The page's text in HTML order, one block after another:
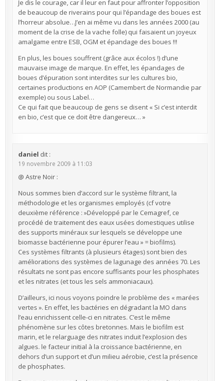
Je dis le courage, car il leur en faut pour affronter l’opposition
de beaucoup de riverains pour qui l’épandage des boues est
l’horreur absolue…J’en ai même vu dans les années 2000 (au
moment de la crise de la vache folle) qui faisaient un joyeux
amalgame entre ESB, OGM et épandage des boues !!!
En plus, les boues souffrent (grâce aux écolos !) d’une
mauvaise image de marque. En effet, les épandages de
boues d’épuration sont interdites sur les cultures bio,
certaines productions en AOP (Camembert de Normandie par
exemple) ou sous Label…
Ce qui fait que beaucoup de gens se disent « Si c’est interdit
en bio, c’est que ce doit être dangereux… »
daniel dit :
19 novembre 2009 à 11:03
@ Astre Noir :
Nous sommes bien d’accord sur le système filtrant, la
méthodologie et les organismes employés (cf votre
deuxième référence : »Développé par le Cemagref, ce
procédé de traitement des eaux usées domestiques utilise
des supports minéraux sur lesquels se développe une
biomasse bactérienne pour épurer l’eau » = biofilms).
Ces systèmes filtrants (à plusieurs étages) sont bien des
améliorations des systèmes de lagunage des années 70. Les
résultats ne sont pas encore suffisants pour les phosphates
et les nitrates (et tous les sels ammoniacaux).
D’ailleurs, ici nous voyons poindre le problème des « marées
vertes ». En effet, les bactéries en dégradant la MO dans
l’eau enrichissent celle-ci en nitrates. C’est le même
phénomène sur les côtes bretonnes. Mais le biofilm est
marin, et le relarguage des nitrates induit l’explosion des
algues. le facteur initial à la croissance bactérienne, en
dehors d’un support et d’un milieu aérobie, c’est la présence
de phosphates.